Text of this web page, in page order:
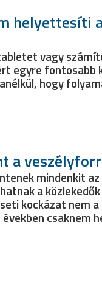
helyettesíti
vagy
egyre fontosabb
hogy
a
mindenkit
a
kockázat nem
csaknem